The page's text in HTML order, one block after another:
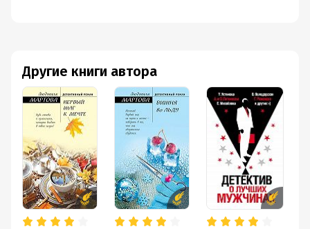
Другие книги автора